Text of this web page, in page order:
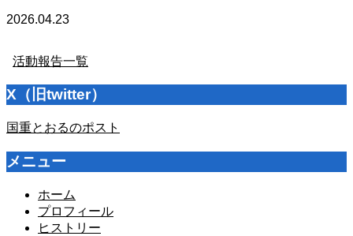
2026.04.23
活動報告一覧
X（旧twitter）
国重とおるのポスト
メニュー
ホーム
プロフィール
ヒストリー